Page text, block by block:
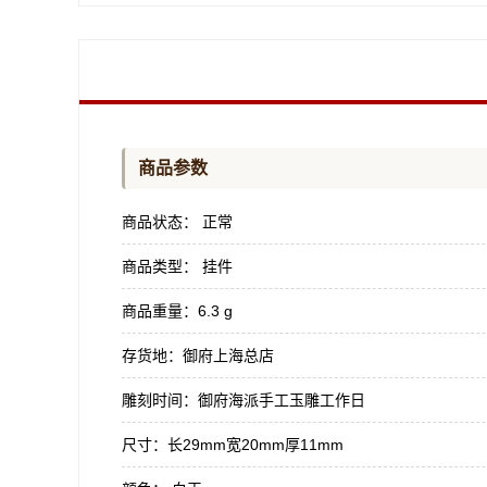
商品参数
商品状态： 正常
商品类型： 挂件
商品重量： 6.3 g
存货地： 御府上海总店
雕刻时间： 御府海派手工玉雕工作日
尺寸： 长29mm宽20mm厚11mm